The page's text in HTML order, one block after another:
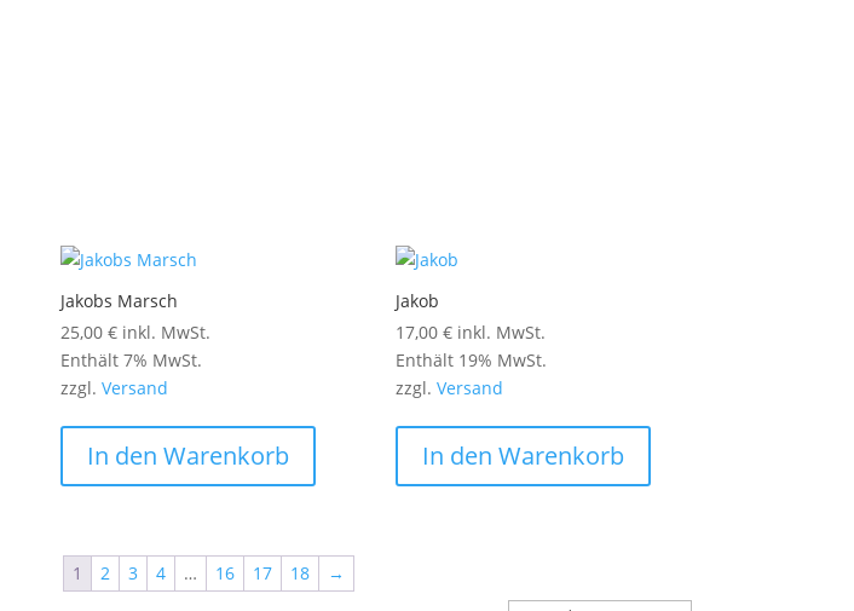
Jakobs Marsch
25,00€ inkl. MwSt.
Enthält 7% MwSt.
zzgl.Versand
In den Warenkorb
Jakob
17,00 € inkl. MwSt.
Enthält 19% MwSt.
zzgl. Versand
In den Warenkorb
1 2 3 4 … 16 17 18 →